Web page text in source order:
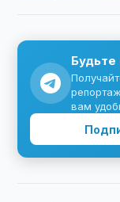
Будьте
вам